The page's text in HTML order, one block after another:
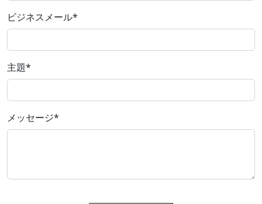
ビジネスメール*
主題*
メッセージ*